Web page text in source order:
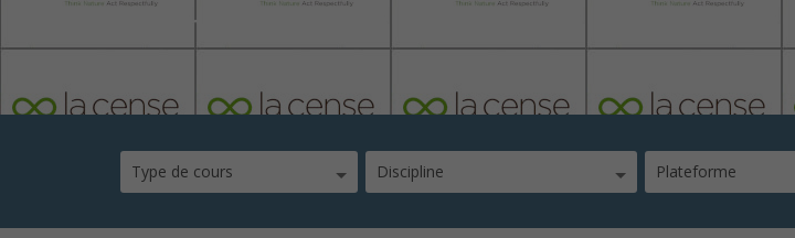
lacense
Type de cours Discipline Plateforme